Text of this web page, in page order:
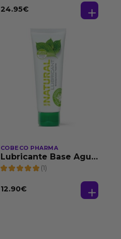
24.95€
COBECO PHARMA
Lubricante Base Agua
100% Natural 125 ml
(1)
12.90€